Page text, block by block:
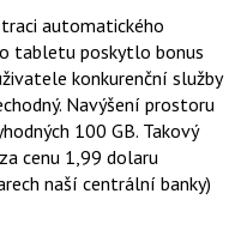
t
F
a
c
e
o
u
í
t
automatického
tabletu poskytlo bonus
konkurenční služby
Navýšení prostoru
100 GB. Takový
cenu 1,99 dolaru
naší centrální banky)